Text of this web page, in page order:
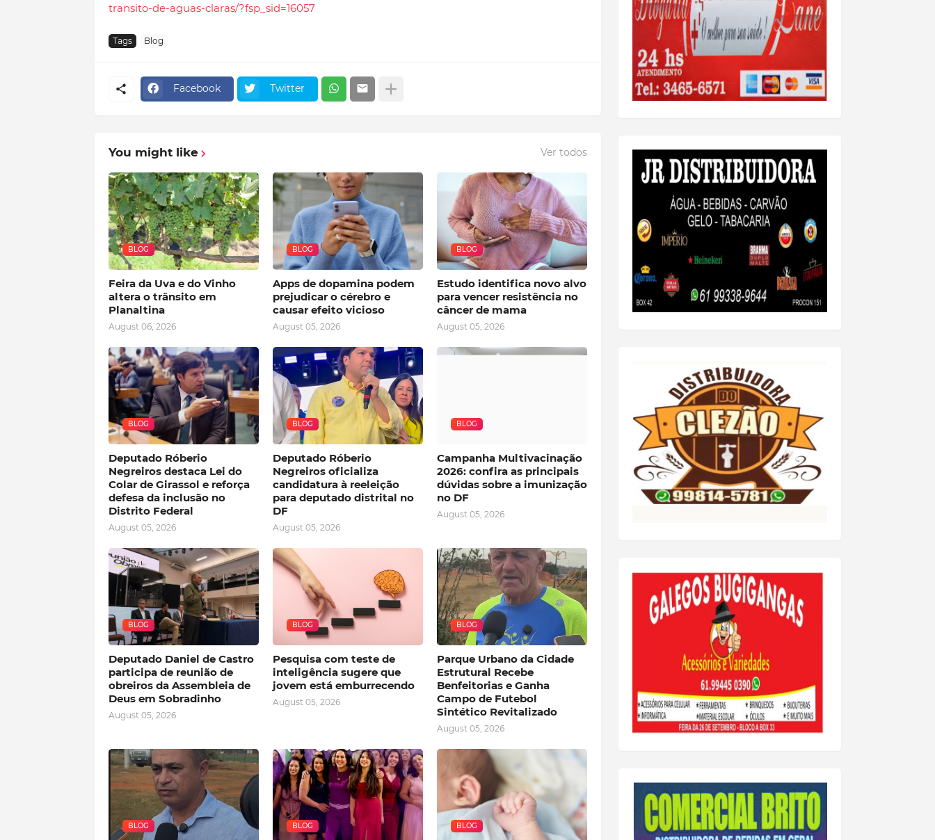
transito-de-aguas-claras/?fsp_sid=16057
Tags Blog
Facebook Twitter
You might like Ver todos
BLOG
Feira da Uva e do Vinho
altera o trânsito em
Planaltina
August 06, 2026
BLOG
Apps de dopamina podem
prejudicar o cérebro e
causar efeito vicioso
August 05, 2026
BLOG
Estudo identifica novo alvo
para vencer resistência no
câncer de mama
August 05, 2026
BLOG
Deputado Róberio
Negreiros destaca Lei do
Colar de Girassol e reforça
defesa da inclusão no
Distrito Federal
August 05, 2026
BLOG
Deputado Róberio
Negreiros oficializa
candidatura à reeleição
para deputado distrital no
DF
August 05, 2026
BLOG
Campanha Multivacinação
2026: confira as principais
dúvidas sobre a imunização
no DF
August 05, 2026
BLOG
Deputado Daniel de Castro
participa de reunião de
obreiros da Assembleia de
Deus em Sobradinho
August 05, 2026
BLOG
Pesquisa com teste de
inteligência sugere que
jovem está emburrecendo
August 05, 2026
BLOG
Parque Urbano da Cidade
Estrutural Recebe
Benfeitorias e Ganha
Campo de Futebol
Sintético Revitalizado
August 05, 2026
BLOG BLOG BLOG